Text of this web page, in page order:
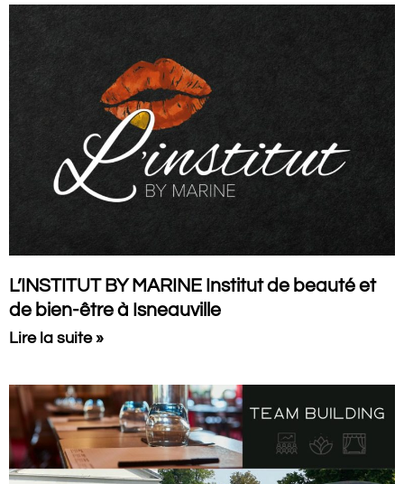
L’INSTITUT BY MARINE Institut de beauté et
de bien-être à Isneauville
Lire la suite »